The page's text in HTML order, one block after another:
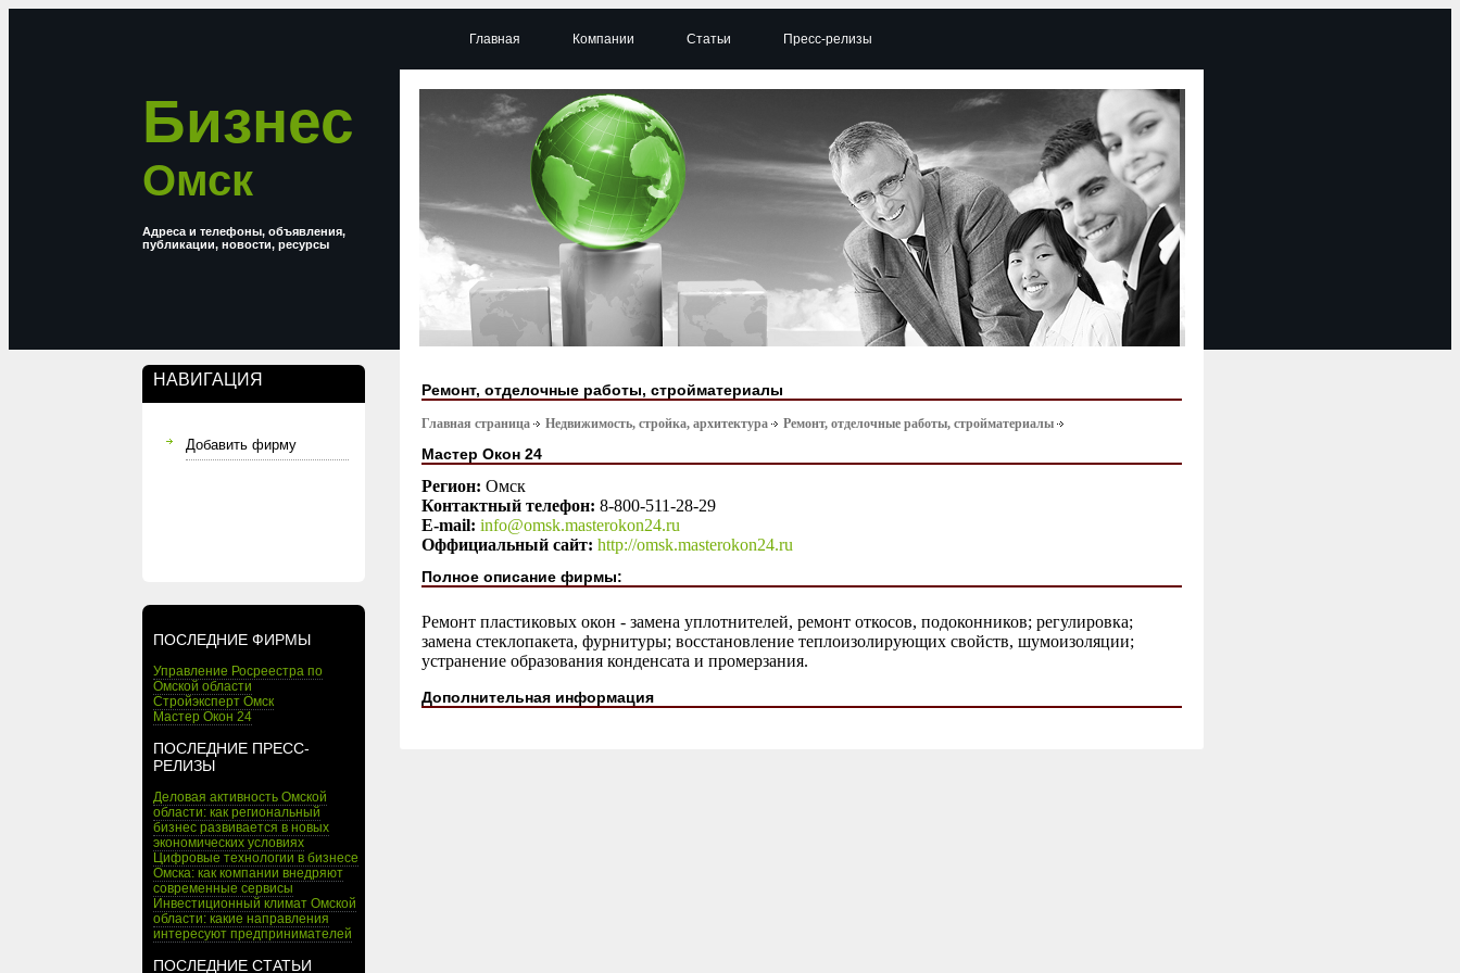
Бизнес
Омск
Адреса и телефоны, объявления,
публикации, новости, ресурсы
НАВИГАЦИЯ
Добавить фирму
ПОСЛЕДНИЕ ФИРМЫ
Управление Росреестра по
Омской области
Стройэксперт Омск
Мастер Окон 24
ПОСЛЕДНИЕ ПРЕСС-
РЕЛИЗЫ
Деловая активность Омской
области: как региональный
бизнес развивается в новых
экономических условиях
Цифровые технологии в бизнесе
Омска: как компании внедряют
современные сервисы
Инвестиционный климат Омской
области: какие направления
интересуют предпринимателей
ПОСЛЕДНИЕ СТАТЬИ
Главная Компании Статьи Пресс-релизы
Ремонт, отделочные работы, стройматериалы
Главная страница Недвижимость, стройка, архитектура Ремонт, отделочные работы, стройматериалы
Мастер Окон 24
Регион: Омск
Контактный телефон: 8-800-511-28-29
E-mail: info@omsk.masterokon24.ru
Оффициальный сайт: http://omsk.masterokon24.ru
Полное описание фирмы:
Ремонт пластиковых окон - замена уплотнителей, ремонт откосов, подоконников; регулировка;
замена стеклопакета, фурнитуры; восстановление теплоизолирующих свойств, шумоизоляции;
устранение образования конденсата и промерзания.
Дополнительная информация